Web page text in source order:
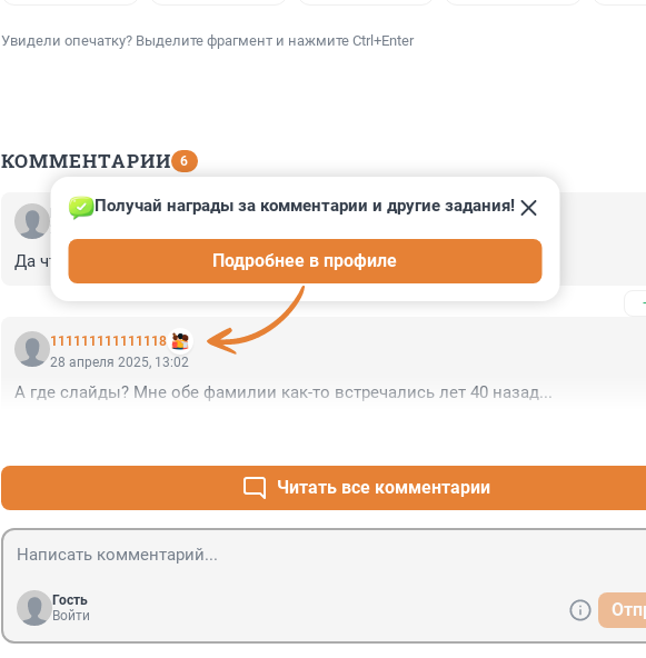
Увидели опечатку? Выделите фрагмент и нажмите Ctrl+Enter
КОММЕНТАРИИ 6
Гость
Да что ж такое! Никогда ведь не было! И вот опять!
111111111111118
Получай награды за комментарии и другие задания!
Подробнее в профиле
28 апреля 2025, 13:02
А где слайды? Мне обе фамилии как-то встречались лет 40 назад...
Читать все комментарии
Гость
Войти